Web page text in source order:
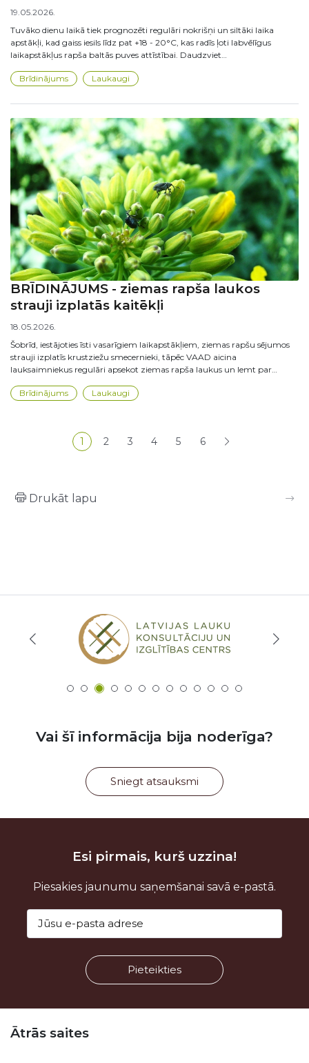
19.05.2026.
Tuvāko dienu laikā tiek prognozēti regulāri nokrišņi un siltāki laika
apstākļi, kad gaiss iesils līdz pat +18 - 20°C, kas radīs ļoti labvēlīgus
laikapstākļus rapša baltās puves attīstībai. Daudzviet…
Brīdinājums Laukaugi
BRĪDINĀJUMS - ziemas rapša laukos
strauji izplatās kaitēkļi
18.05.2026.
Šobrīd, iestājoties īsti vasarīgiem laikapstākļiem, ziemas rapšu sējumos
strauji izplatīs krustziežu smecernieki, tāpēc VAAD aicina
lauksaimniekus regulāri apsekot ziemas rapša laukus un lemt par…
Brīdinājums Laukaugi
Pašreizējā lapa
1 Lapa
2 Lapa
3 Lapa
4 Lapa
5 6
Drukāt lapu
Vai šī informācija bija noderīga?
Sniegt atsauksmi
Esi pirmais, kurš uzzina!
Piesakies jaunumu saņemšanai savā e-pastā.
Ātrās saites